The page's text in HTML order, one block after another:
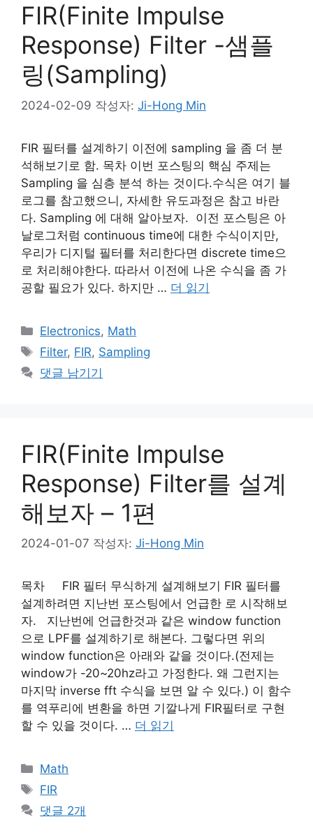
FIR(Finite Impulse
Response) Filter -샘플
링(Sampling)
2024-02-09 작성자: Ji-Hong Min
FIR 필터를 설계하기 이전에 sampling 을 좀 더 분
석해보기로 함. 목차 이번 포스팅의 핵심 주제는
Sampling 을 심층 분석 하는 것이다.수식은 여기 블
로그를 참고했으니, 자세한 유도과정은 참고 바란
다. Sampling 에 대해 알아보자. 이전 포스팅은 아
날로그처럼 continuous time에 대한 수식이지만,
우리가 디지털 필터를 처리한다면 discrete time으
로 처리해야한다. 따라서 이전에 나온 수식을 좀 가
공할 필요가 있다. 하지만 … 더 읽기
카
테
리
Electronics, Math
태
그
Filter, FIR, Sampling
댓글 남기기
FIR(Finite Impulse
Response) Filter를 설계
해보자 – 1편
2024-01-07 작성자: Ji-Hong Min
목차 FIR 필터 무식하게 설계해보기 FIR 필터를
설계하려면 지난번 포스팅에서 언급한 로 시작해보
자. 지난번에 언급한것과 같은 window function
으로 LPF를 설계하기로 해본다. 그렇다면 위의
window function은 아래와 같을 것이다.(전제는
window가 -20~20hz라고 가정한다. 왜 그런지는
마지막 inverse fft 수식을 보면 알 수 있다.) 이 함수
를 역푸리에 변환을 하면 기깔나게 FIR필터로 구현
할 수 있을 것이다. … 더 읽기
카
테
리
Math
태
그
FIR
댓글 2개